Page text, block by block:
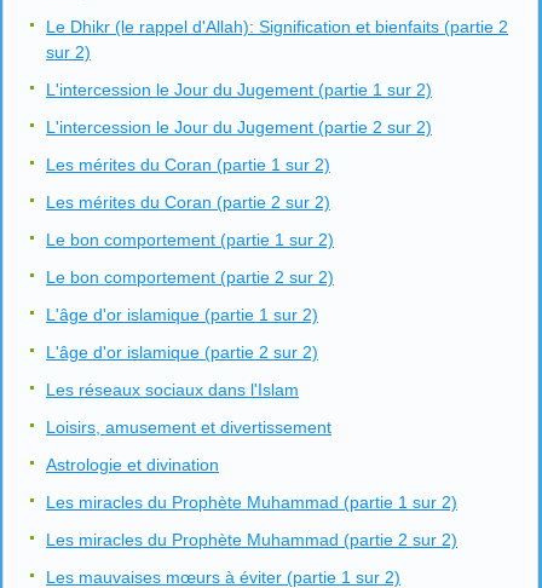
Le Dhikr (le rappel d'Allah): Signification et bienfaits (partie 2
sur 2)
L'intercession le Jour du Jugement (partie 1 sur 2)
L'intercession le Jour du Jugement (partie 2 sur 2)
Les mérites du Coran (partie 1 sur 2)
Les mérites du Coran (partie 2 sur 2)
Le bon comportement (partie 1 sur 2)
Le bon comportement (partie 2 sur 2)
L'âge d'or islamique (partie 1 sur 2)
L'âge d'or islamique (partie 2 sur 2)
Les réseaux sociaux dans l'Islam
Loisirs, amusement et divertissement
Astrologie et divination
Les miracles du Prophète Muhammad (partie 1 sur 2)
Les miracles du Prophète Muhammad (partie 2 sur 2)
Les mauvaises mœurs à éviter (partie 1 sur 2)